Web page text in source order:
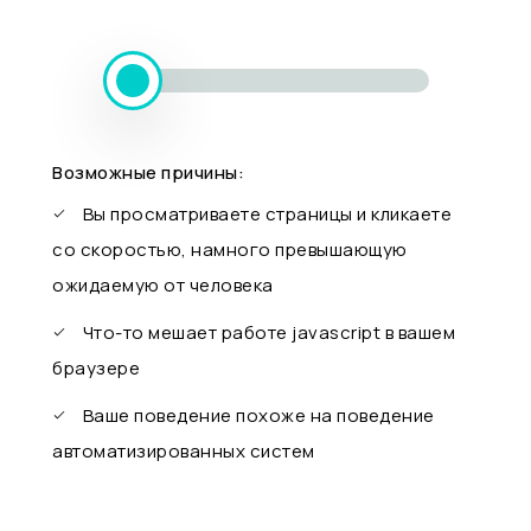
Возможные причины:
Вы просматриваете страницы и кликаете
со скоростью, намного превышающую
ожидаемую от человека
Что-то мешает работе javascript в вашем
браузере
Ваше поведение похоже на поведение
автоматизированных систем